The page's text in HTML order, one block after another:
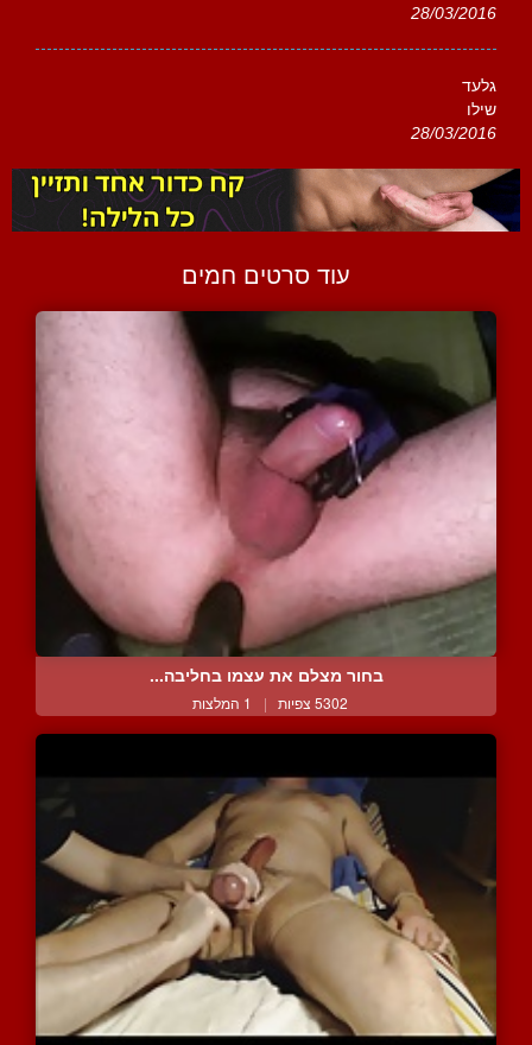
28/03/2016
גלעד
שילו
28/03/2016
עוד סרטים חמים
בחור מצלם את עצמו בחליבה...
5302 צפיות | 1 המלצות